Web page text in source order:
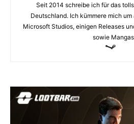
Seit 2014 schreibe ich für das
Deutschland. Ich kümmere mich
Microsoft Studios, einigen Releases
sowie